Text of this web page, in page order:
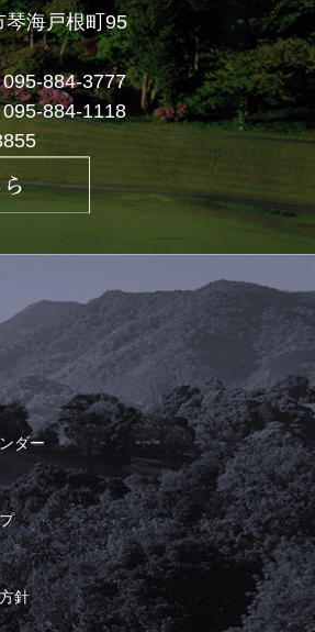
海戸根町95
095-884-3777
095-884-1118
ダー
針